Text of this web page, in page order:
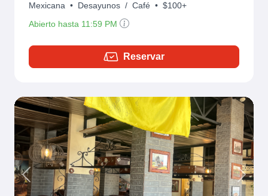
Mexicana • Desayunos / Café • $100+
Abierto hasta 11:59 PM
Reservar
Previous Next